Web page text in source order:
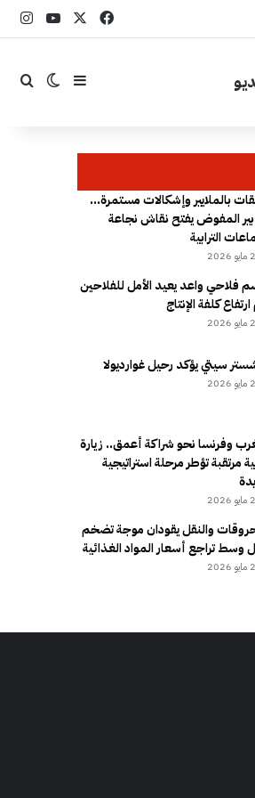
فيسبوك
إضافة عمود
الوضع
بالملايير وإشكالات مستمرة…
المفوض يفتح نقاش نجاعة
الترابية
فلاحي واعد يعيد الأمل للفلاحين
كلفة الإنتاج
سيتي يؤكد رحيل غوارديولا
وفرنسا نحو شراكة أعمق.. زيارة
مرتقبة تؤطر مرحلة استراتيجية
والنقل يقودان موجة تضخم
وسط تراجع أسعار المواد الغذائية